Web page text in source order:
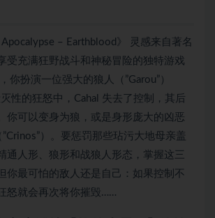
Apocalypse – Earthblood》 灵感来自著名
受充满狂野战斗和神秘冒险的独特游戏
你扮演一位强大的狼人（”Garou”）
性的狂怒中，Cahal 失去了控制，其后
你可以变身为狼，或是身形庞大的凶恶
）。要惩罚那些玷污大地母亲盖
通人形、狼形和战狼人形态，掌握这三
你最可怕的敌人还是自己：如果控制不
怒就会再次将你摧毁……